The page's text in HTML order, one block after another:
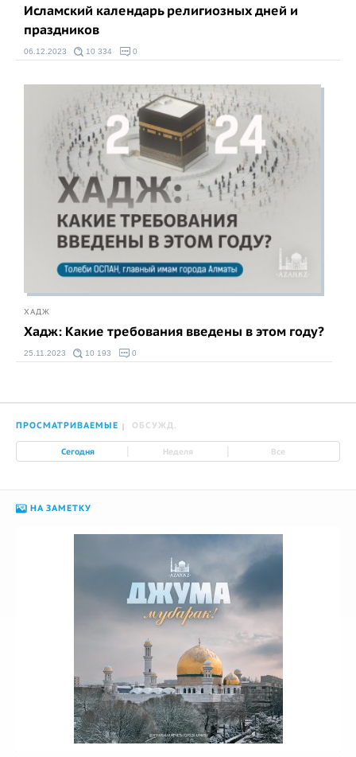
Исламский календарь религиозных дней и
праздников
06.12.2023 10 334 0
ХАДЖ
Хадж: Какие требования введены в этом году?
25.11.2023 10 193 0
ПРОСМАТРИВАЕМЫЕ ОБСУЖД.
Сегодня Неделя Все
НА ЗАМЕТКУ